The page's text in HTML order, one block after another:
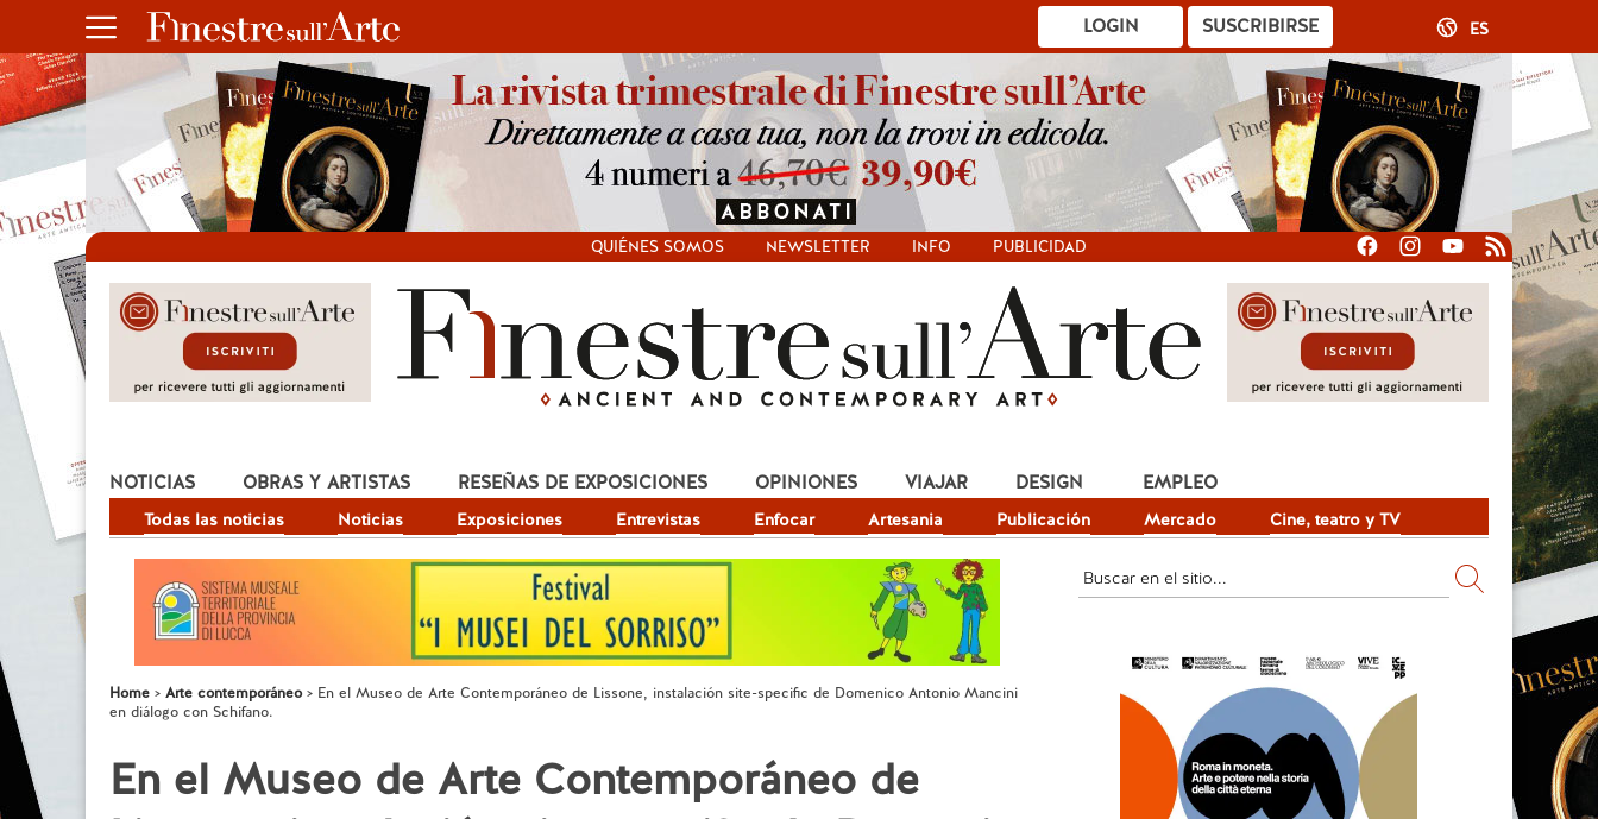
SUSCRIBIRSE
LOGIN ES
QUIÉNES SOMOS NEWSLETTER INFO PUBLICIDAD
NOTICIAS
Todas las noticias Noticias Exposiciones Entrevistas Enfocar Artesania Publicación Mercado Cine, teatro y TV
OBRAS Y ARTISTAS RESEÑAS DE EXPOSICIONES OPINIONES VIAJAR DESIGN EMPLEO
Home Arte contemporáneo
En el Museo de Arte Contemporáneo de Lissone, instalación site-specific de Domenico Antonio Mancini
en diálogo con Schifano.
En el Museo de Arte Contemporáneo de